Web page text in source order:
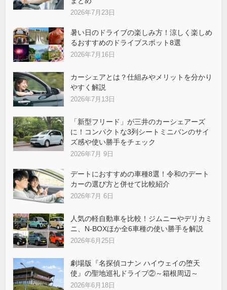
2026年7月23日
暑い日のドライブの楽しみ方！涼しく楽しめ
るおすすめのドライブスポット8選
2026年7月16日
カーシェアとは？仕組みやメリットを分かり
やすく解説
2026年7月13日
「新型フリード」が三井のカーシェアーズ
に！コンパクトな3列シートミニバンのサイ
ズ感や使い勝手をチェック
2026年7月 9日
デートにおすすめの車種8選！令和のデート
カーの選び方と併せて比較紹介
2026年7月 6日
人気の軽自動車を比較！ジムニーやデリカミ
ニ、N-BOXほか全6車種の使い勝手を解説
2026年6月25日
劇場版『名探偵コナン ハイウェイの堕天
使』の聖地巡礼ドライブ②～箱根周辺～
2026年6月18日